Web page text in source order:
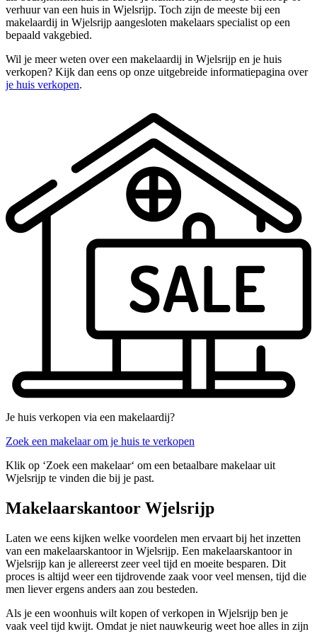
verhuur van een huis in Wjelsrijp. Toch zijn de meeste bij een
makelaardij in Wjelsrijp aangesloten makelaars specialist op een
bepaald vakgebied.
Wil je meer weten over een makelaardij in Wjelsrijp en je huis
verkopen? Kijk dan eens op onze uitgebreide informatiepagina over
je huis verkopen.
Je huis verkopen via een makelaardij?
Zoek een makelaar om je huis te verkopen
Klik op ‘Zoek een makelaar‘ om een betaalbare makelaar uit
Wjelsrijp te vinden die bij je past.
Makelaarskantoor Wjelsrijp
Laten we eens kijken welke voordelen men ervaart bij het inzetten
van een makelaarskantoor in Wjelsrijp. Een makelaarskantoor in
Wjelsrijp kan je allereerst zeer veel tijd en moeite besparen. Dit
proces is altijd weer een tijdrovende zaak voor veel mensen, tijd die
men liever ergens anders aan zou besteden.
Als je een woonhuis wilt kopen of verkopen in Wjelsrijp ben je
vaak veel tijd kwijt. Omdat je niet nauwkeurig weet hoe alles in zijn